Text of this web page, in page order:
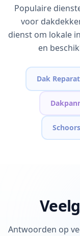
Populaire
voor
dienst om lokale
en
Dak
Antwoorden op